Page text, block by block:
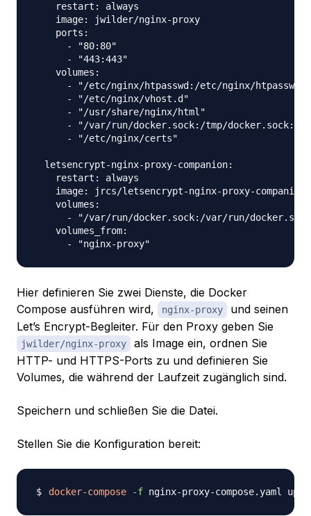
    restart: always
    image: jwilder/nginx-proxy
    ports:
      - "80:80"
      - "443:443"
    volumes:
      - "/etc/nginx/htpasswd:/etc/nginx/htpasswd"
      - "/etc/nginx/vhost.d"
      - "/usr/share/nginx/html"
      - "/var/run/docker.sock:/tmp/docker.sock:ro"
      - "/etc/nginx/certs"
  letsencrypt-nginx-proxy-companion:
    restart: always
    image: jrcs/letsencrypt-nginx-proxy-companion
    volumes:
- "/var/run/docker.sock:/var/run/
    volumes_from:
Hier definieren Sie zwei Dienste, die Docker
Compose ausführen wird,
nginx-proxy
und seinen
Let’s Encrypt-Begleiter. Für den Proxy geben Sie
jwilder/nginx-proxy
als Image ein, ordnen Sie
HTTP- und HTTPS-Ports zu und definieren Sie
Volumes, die während der Laufzeit zugänglich sind.
Speichern und schließen Sie die Datei.
Stellen Sie die Konfiguration bereit:
docker-compose -f nginx-proxy-compose.yaml up